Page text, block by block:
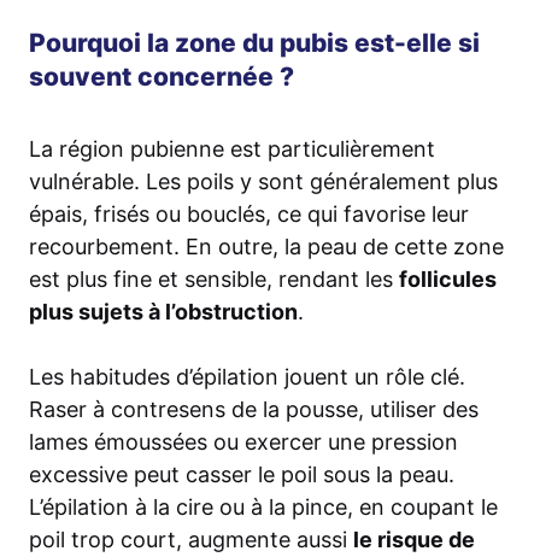
Pourquoi la zone du pubis est-elle si
souvent concernée ?
La région pubienne est particulièrement
vulnérable. Les poils y sont généralement plus
épais, frisés ou bouclés, ce qui favorise leur
recourbement. En outre, la peau de cette zone
est plus fine et sensible, rendant les follicules
plus sujets à l’obstruction.
Les habitudes d’épilation jouent un rôle clé.
Raser à contresens de la pousse, utiliser des
lames émoussées ou exercer une pression
excessive peut casser le poil sous la peau.
L’épilation à la cire ou à la pince, en coupant le
poil trop court, augmente aussi le risque de